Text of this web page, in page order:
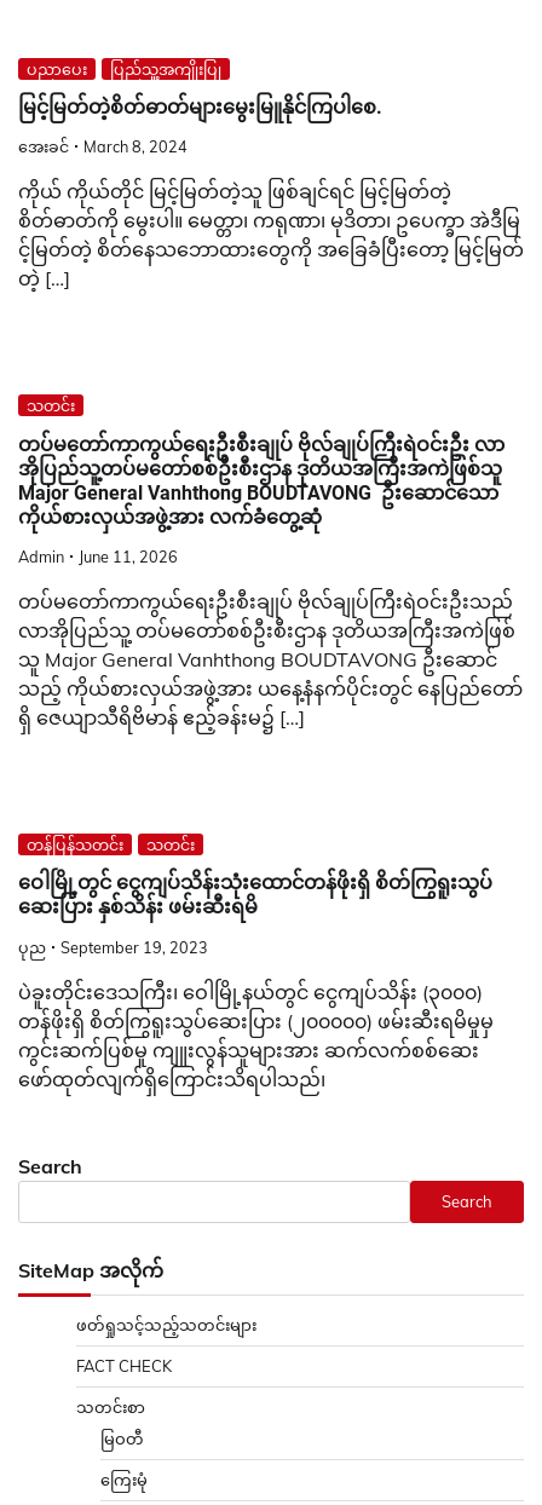
ပညာပေး ပြည်သူ့အကျိုးပြု
မြင့်မြတ်တဲ့စိတ်ဓာတ်များမွေးမြူနိုင်ကြပါစေ.
အေးခင် March 8, 2024
ကိုယ် ကိုယ်တိုင် မြင့်မြတ်တဲ့သူ ဖြစ်ချင်ရင် မြင့်မြတ်တဲ့
စိတ်ဓာတ်ကို မွေးပါ။ မေတ္တာ၊ ကရုဏာ၊ မုဒိတာ၊ ဥပေက္ခာ အဲဒီမြ
င့်မြတ်တဲ့ စိတ်နေသဘောထားတွေကို အခြေခံပြီးတော့ မြင့်မြတ်
တဲ့ […]
သတင်း
တပ်မတော်ကာကွယ်ရေးဦးစီးချုပ် ဗိုလ်ချုပ်ကြီးရဲဝင်းဦး လာ
အိုပြည်သူ့တပ်မတော်စစ်ဦးစီးဌာန ဒုတိယအကြီးအကဲဖြစ်သူ
Major General Vanhthong BOUDTAVONG ဦးဆောင်သော
ကိုယ်စားလှယ်အဖွဲ့အား လက်ခံတွေ့ဆုံ
Admin June 11, 2026
တပ်မတော်ကာကွယ်ရေးဦးစီးချုပ် ဗိုလ်ချုပ်ကြီးရဲဝင်းဦးသည်
လာအိုပြည်သူ့ တပ်မတော်စစ်ဦးစီးဌာန ဒုတိယအကြီးအကဲဖြစ်
သူ Major General Vanhthong BOUDTAVONG ဦးဆောင်
သည့် ကိုယ်စားလှယ်အဖွဲ့အား ယနေ့နံနက်ပိုင်းတွင် နေပြည်တော်
ရှိ ဇေယျာသီရိဗိမာန် ဧည့်ခန်းမ၌ […]
တန်ပြန်သတင်း သတင်း
ဝေါမြို့တွင် ငွေကျပ်သိန်းသုံးထောင်တန်ဖိုးရှိ စိတ်ကြွရူးသွပ်
ဆေးပြား နှစ်သိန်း ဖမ်းဆီးရမိ
ပုည September 19, 2023
ပဲခူးတိုင်းဒေသကြီး၊ ဝေါမြို့နယ်တွင် ငွေကျပ်သိန်း (၃၀၀၀)
တန်ဖိုးရှိ စိတ်ကြွရူးသွပ်ဆေးပြား (၂၀၀၀၀၀) ဖမ်းဆီးရမိမှုမှ
ကွင်းဆက်ပြစ်မှု ကျူးလွန်သူများအား ဆက်လက်စစ်ဆေး
ဖော်ထုတ်လျက်ရှိကြောင်းသိရပါသည်၊
Search
Search
SiteMap အလိုက်
ဖတ်ရှုသင့်သည့်သတင်းများ
FACT CHECK
သတင်းစာ
မြဝတီ
ကြေးမုံ